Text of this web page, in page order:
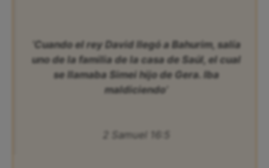
‘Cuando el rey David llegó a Bahurim, salía
uno de la familia de la casa de Saúl, el cual
se llamaba Simei hijo de Gera. Iba
maldiciendo’
2 Samuel 16:5